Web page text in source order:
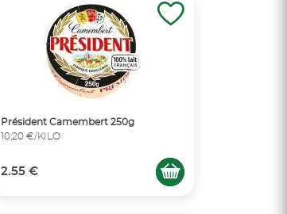
Président Camembert 250g
10,20 €/KILO
2.55 €